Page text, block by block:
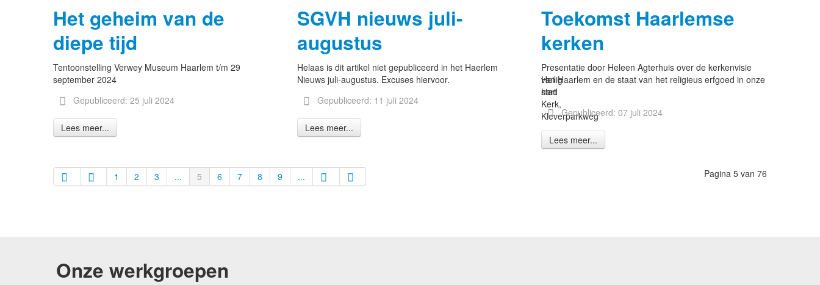
Het geheim van de
diepe tijd
Tentoonstelling Verwey Museum Haarlem t/m 29
september 2024
Gepubliceerd: 25 juli 2024
Lees meer...
SGVH nieuws juli-
augustus
Helaas is dit artikel niet gepubliceerd in het Haerlem
Nieuws juli-augustus. Excuses hiervoor.
Gepubliceerd: 11 juli 2024
Lees meer...
Toekomst Haarlemse
kerken
Heilig
hart
Kerk,
Kleverparkweg
Presentatie door Heleen Agterhuis over de kerkenvisie
van Haarlem en de staat van het religieus erfgoed in onze
stad
Gepubliceerd: 07 juli 2024
Lees meer...
Pagina 5 van 76
1 2 3 ... 5 6 7 8 9 ...
Onze werkgroepen